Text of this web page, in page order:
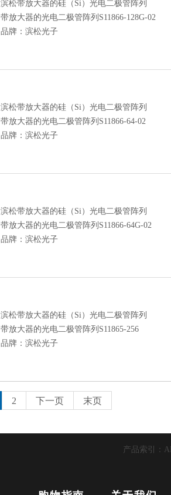
滨松带放大器的硅（Si）光电二极管阵列
带放大器的光电二极管阵列S11866-128G-02
品牌：滨松光子
滨松带放大器的硅（Si）光电二极管阵列
带放大器的光电二极管阵列S11866-64-02
品牌：滨松光子
滨松带放大器的硅（Si）光电二极管阵列
带放大器的光电二极管阵列S11866-64G-02
品牌：滨松光子
滨松带放大器的硅（Si）光电二极管阵列
带放大器的光电二极管阵列S11865-256
品牌：滨松光子
2 下一页 末页
产品索引： A